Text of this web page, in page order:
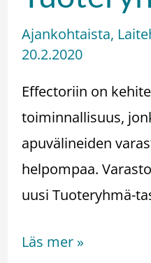
Ajankohtaista,
20.2.2020
Effectoriin on
toiminnallisuus,
apuvälineiden
helpompaa.
uusi Tuoteryhmä-
Läs mer »